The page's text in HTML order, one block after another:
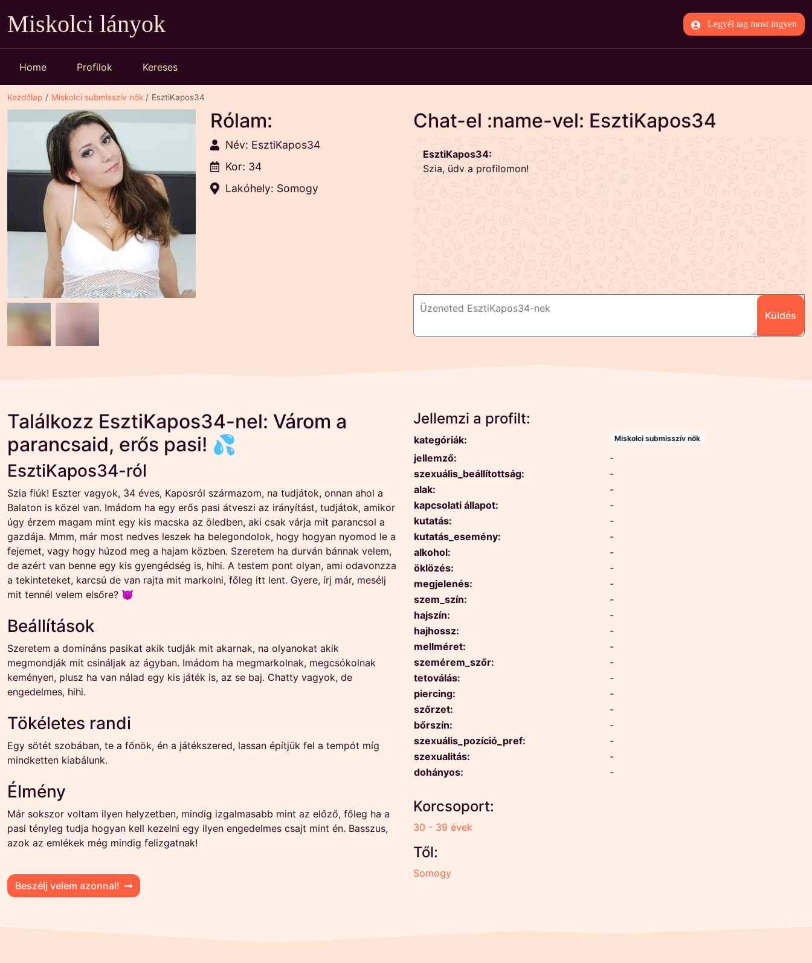
Miskolci lányok Legyél tag most ingyen
Home Profilok Kereses
Kezdőlap Miskolci submisszív nők EsztiKapos34
Rólam:
Név: EsztiKapos34
Kor: 34
Lakóhely: Somogy
Chat-el :name-vel: EsztiKapos34
EsztiKapos34:
Szia, üdv a profilomon!
Küldés
Találkozz EsztiKapos34-nel: Várom a
parancsaid, erős pasi! 💦
EsztiKapos34-ról
Szia fiúk! Eszter vagyok, 34 éves, Kaposról származom, na tudjátok, onnan ahol a
Balaton is közel van. Imádom ha egy erős pasi átveszi az irányítást, tudjátok, amikor
úgy érzem magam mint egy kis macska az öledben, aki csak várja mit parancsol a
gazdája. Mmm, már most nedves leszek ha belegondolok, hogy hogyan nyomod le a
fejemet, vagy hogy húzod meg a hajam közben. Szeretem ha durván bánnak velem,
de azért van benne egy kis gyengédség is, hihi. A testem pont olyan, ami odavonzza
a tekinteteket, karcsú de van rajta mit markolni, főleg itt lent. Gyere, írj már, mesélj
mit tennél velem elsőre? 😈
Beállítások
Szeretem a domináns pasikat akik tudják mit akarnak, na olyanokat akik
megmondják mit csináljak az ágyban. Imádom ha megmarkolnak, megcsókolnak
keményen, plusz ha van nálad egy kis játék is, az se baj. Chatty vagyok, de
engedelmes, hihi.
Tökéletes randi
Egy sötét szobában, te a főnök, én a játékszered, lassan építjük fel a tempót míg
mindketten kiabálunk.
Élmény
Már sokszor voltam ilyen helyzetben, mindig izgalmasabb mint az előző, főleg ha a
pasi tényleg tudja hogyan kell kezelni egy ilyen engedelmes csajt mint én. Basszus,
azok az emlékek még mindig felizgatnak!
Beszélj velem azonnal!
Jellemzi a profilt:
kategóriák: Miskolci submisszív nők
jellemző:
-
szexuális_beállítottság:
-
alak:
-
kapcsolati állapot:
-
kutatás:
-
kutatás_esemény:
-
alkohol:
-
öklözés:
-
megjelenés:
-
szem_szín:
-
hajszín:
-
hajhossz:
-
mellméret:
-
szemérem_szőr:
-
tetoválás:
-
piercing:
-
szőrzet:
-
bőrszín:
-
szexuális_pozíció_pref:
-
szexualitás:
-
dohányos:
-
Korcsoport:
30 - 39 évek
Től:
Somogy